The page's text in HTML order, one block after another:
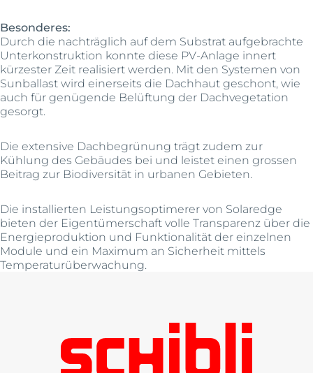
Besonderes:
Durch die nachträglich auf dem Substrat aufgebrachte
Unterkonstruktion konnte diese PV-Anlage innert
kürzester Zeit realisiert werden. Mit den Systemen von
Sunballast wird einerseits die Dachhaut geschont, wie
auch für genügende Belüftung der Dachvegetation
gesorgt.
Die extensive Dachbegrünung trägt zudem zur
Kühlung des Gebäudes bei und leistet einen grossen
Beitrag zur Biodiversität in urbanen Gebieten.
Die installierten Leistungsoptimerer von Solaredge
bieten der Eigentümerschaft volle Transparenz über die
Energieproduktion und Funktionalität der einzelnen
Module und ein Maximum an Sicherheit mittels
Temperaturüberwachung.